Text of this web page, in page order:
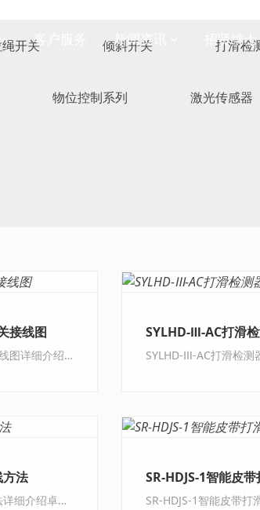
客户服务 新闻资讯 招贤纳士
开关 倾斜开关 打滑检
物位控制系列 激光传感器
接线图
TKQS-60-23P非接触式欠速开关接线图详细介绍TKQS-60-23P非接触式欠速开关接线图工作原···
SYLHD-Ⅲ-AC打滑
方法
SR-HDJS-I速度打滑检测仪接线方法详细介绍卓信SR-HDJS-I速度打滑检测仪接线方法安装方···